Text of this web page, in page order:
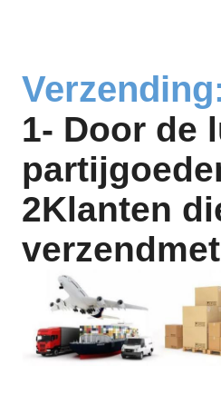
1- Door de
2Klanten